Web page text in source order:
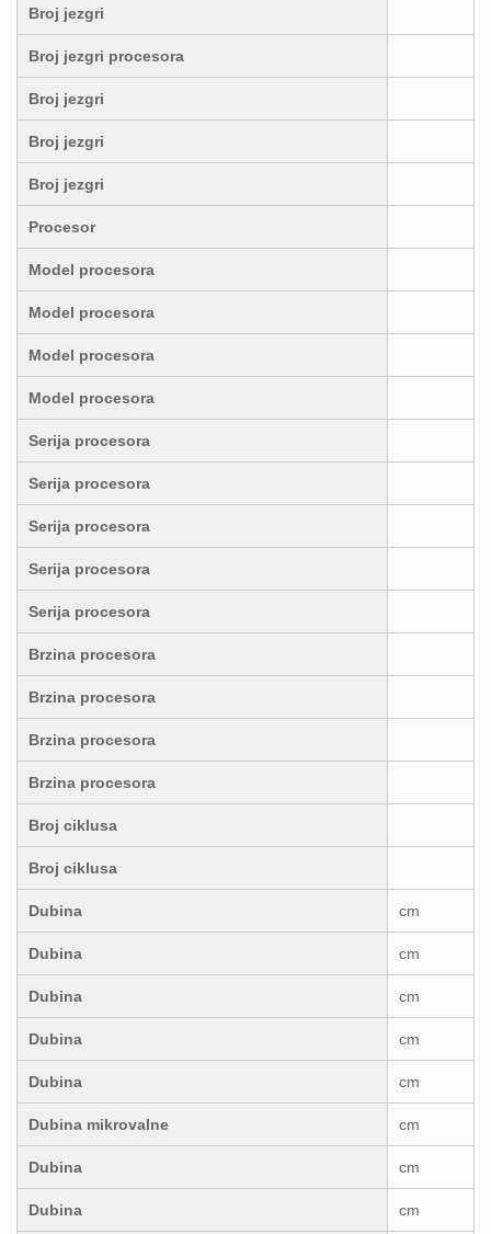
Broj jezgri
Broj jezgri procesora
Broj jezgri
Broj jezgri
Broj jezgri
Procesor
Model procesora
Model procesora
Model procesora
Model procesora
Serija procesora
Serija procesora
Serija procesora
Serija procesora
Serija procesora
Brzina procesora
Brzina procesora
Brzina procesora
Brzina procesora
Broj ciklusa
Broj ciklusa
Dubina cm
Dubina cm
Dubina cm
Dubina cm
Dubina cm
Dubina mikrovalne cm
Dubina cm
Dubina cm